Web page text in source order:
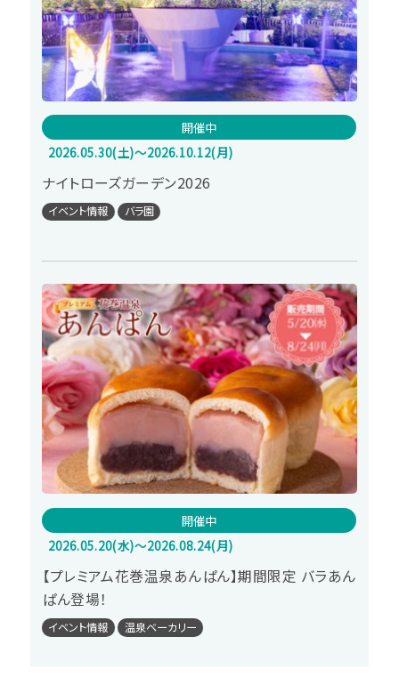
開催中
2026.05.30(土)～2026.10.12(月)
ナイトローズガーデン2026
イベント情報 バラ園
開催中
2026.05.20(水)～2026.08.24(月)
【プレミアム花巻温泉あんぱん】期間限定 バラあん
ぱん登場！
イベント情報 温泉ベーカリー